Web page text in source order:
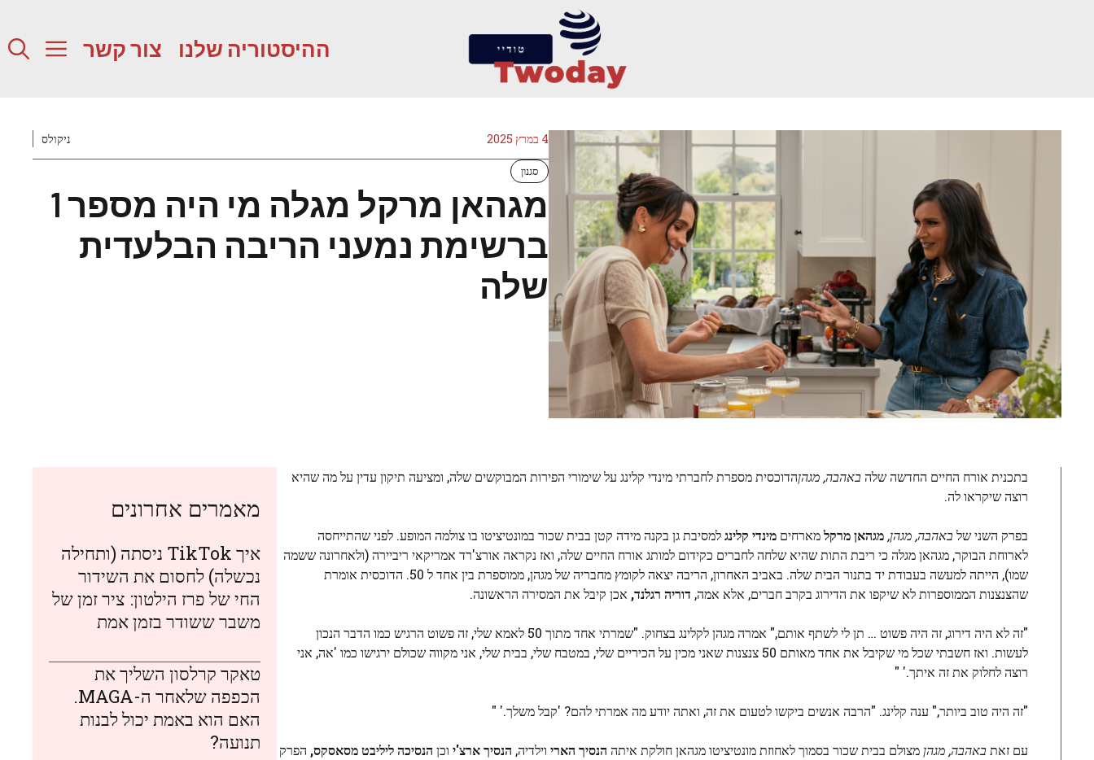
ההיסטוריה שלנו צור קשר
4 במרץ 2025 ניקולס
סגנון
מגהאן מרקל מגלה מי היה מספר 1
ברשימת נמעני הריבה הבלעדית
שלה
בתכנית אורח החיים החדשה שלה באהבה, מגהןהדוכסית מספרת לחברתי מינדי קלינג על שימורי הפירות המבוקשים שלה, ומציעה תיקון עדין על מה שהיא
רוצה שיקראו לה.
בפרק השני של באהבה, מגהן, מגהאן מרקלמארחים מינדי קלינגלמסיבת גן בקנה מידה קטן בבית שכור במונטיציטו בו צולמה המופע. לפני שהתייחסה
לארוחת הבוקר, מגהאן מגלה כי ריבת התות שהיא שלחה לחברים כקידום למותג אורח החיים שלה, ואז נקראה אורצ'רד אמריקאי ריביירה (ולאחרונה ששמה
שמו), הייתה למעשה בעבודת יד בתנור הבית שלה. באביב האחרון, הריבה יצאה לקומץ מחבריה של מגהן, ממוספרת בין אחד ל 50. הדוכסית אומרת
שהצנצנות הממוספרות לא שיקפו את הדירוג בקרב חברים, אלא אמה, דוריה רגלנד, אכן קיבל את המסירה הראשונה.
"זה לא היה דירוג, זה היה פשוט … תן לי לשתף אותם," אמרה מגהן לקלינג בצחוק. "שמרתי אחד מתוך 50 לאמא שלי, זה פשוט הרגיש כמו הדבר הנכון
לעשות. ואז חשבתי שכל מי שקיבל את אחד מאותם 50 צנצנות שאני מכין על הכיריים שלי, במטבח שלי, בבית שלי, אני מקווה שכולם ירגישו כמו 'אה, אני
רוצה לחלוק את זה איתך.' "
"זה היה טוב ביותר," ענה קלינג. "הרבה אנשים ביקשו לטעום את זה, ואתה יודע מה אמרתי להם? 'קבל משלך.' "
עם זאת באהבה, מגהן מצולם בבית שכור בסמוך לאחוזת מונטיציטו מגהאן חולקת איתה הנסיך הארי וילדיה, הנסיך ארצ'י וכן הנסיכה ליליבט מסאסקס, הפרק
מאמרים אחרונים
איך TikTok ניסתה (ותחילה
נכשלה) לחסום את השידור
החי של פרז הילטון: ציר זמן של
משבר ששודר בזמן אמת
טאקר קרלסון השליך את
הכפפה שלאחר ה-MAGA.
האם הוא באמת יכול לבנות
תנועה?